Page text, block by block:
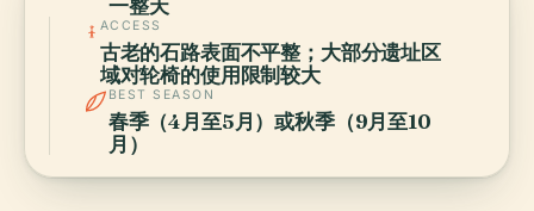
一整天
ACCESS
古老的石路表面不平整；大部分遗址区
域对轮椅的使用限制较大
BEST SEASON
春季（4月至5月）或秋季（9月至10
月）